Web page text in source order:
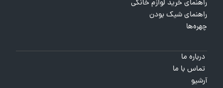
راهنمای خرید لوازم خانگی
راهنمای شیک بودن
چهره‌ها
درباره ما
تماس با ما
آرشیو